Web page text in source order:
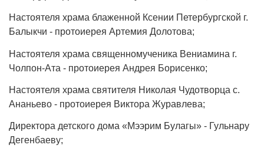
Настоятеля храма блаженной Ксении Петербургской г.
Балыкчи - протоиерея Артемия Долотова;
Настоятеля храма священномученика Вениамина г.
Чолпон-Ата - протоиерея Андрея Борисенко;
Настоятеля храма святителя Николая Чудотворца с.
Ананьево - протоиерея Виктора Журавлева;
Директора детского дома «Мээрим Булагы» - Гульнару
Дегенбаеву;